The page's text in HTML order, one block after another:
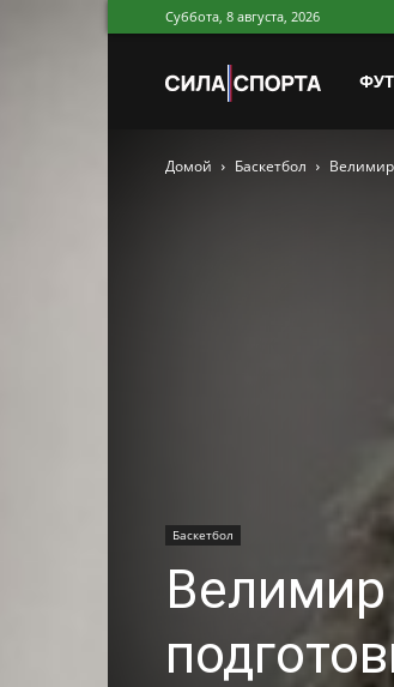
Суббота, 8 августа, 2026
Сила
Спорта
Домой Баскетбол Велимир
Баскетбол
Велимир